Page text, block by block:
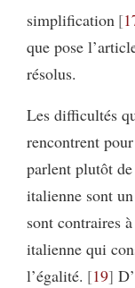
simplification
que pose
résolus.
Les difficultés
rencontrent
parlent plutôt
italienne sont
sont contraires
italienne qui
l’égalité. 19